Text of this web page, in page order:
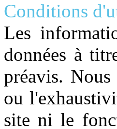
Conditions
Les
données à
préavis.
ou
site ni le